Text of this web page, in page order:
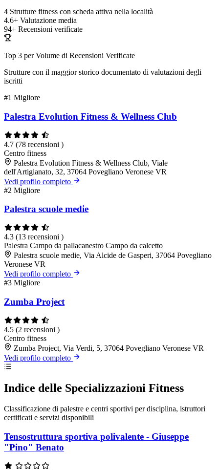
4 Strutture fitness con scheda attiva nella località
4.6+ Valutazione media
94+ Recensioni verificate
Top 3 per Volume di Recensioni Verificate
Strutture con il maggior storico documentato di valutazioni degli
iscritti
#1 Migliore
Palestra Evolution Fitness & Wellness Club
4.7 (78 recensioni )
Centro fitness
Palestra Evolution Fitness & Wellness Club, Viale
dell'Artigianato, 32, 37064 Povegliano Veronese VR
Vedi profilo completo
#2 Migliore
Palestra scuole medie
4.3 (13 recensioni )
Palestra Campo da pallacanestro Campo da calcetto
Palestra scuole medie, Via Alcide de Gasperi, 37064 Povegliano
Veronese VR
Vedi profilo completo
#3 Migliore
Zumba Project
4.5 (2 recensioni )
Centro fitness
Zumba Project, Via Verdi, 5, 37064 Povegliano Veronese VR
Vedi profilo completo
Indice delle Specializzazioni Fitness
Classificazione di palestre e centri sportivi per disciplina, istruttori
certificati e servizi disponibili
Tensostruttura sportiva polivalente - Giuseppe
"Pino" Benato